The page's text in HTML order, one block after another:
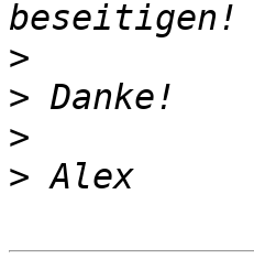
>
>
>
>